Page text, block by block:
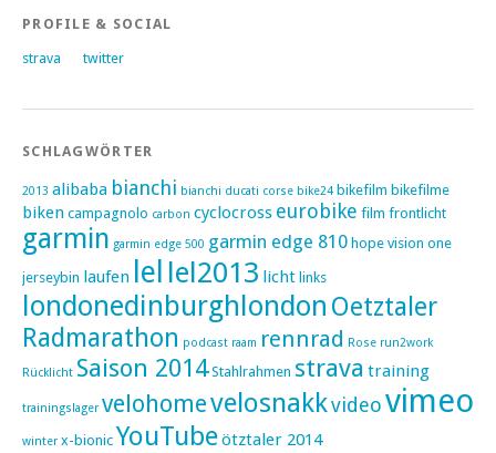
PROFILE & SOCIAL
strava twitter
SCHLAGWÖRTER
2013 alibaba bianchi bianchi ducati corse bike24 bikefilm bikefilme
biken campagnolo carbon cyclocross eurobike film frontlicht
garmin garmin edge 500 garmin edge 810 hope vision one
jerseybin laufen lel lel2013 licht links
londonedinburghlondon Oetztaler
Radmarathon podcast raam rennrad Rose run2work
Rücklicht Saison 2014 Stahlrahmen strava training
trainingslager velohomevelosnakkvideovimeo
winter x-bionic YouTubeötztaler 2014